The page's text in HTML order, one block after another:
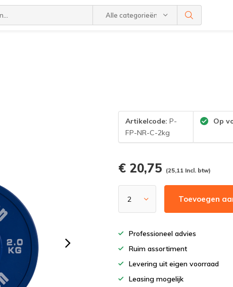
Alle categorieën
Artikelcode: P-
FP-NR-C-2kg
Op
€ 20,75 (25,11 Incl. btw)
Toevoegen
Professioneel advies
Ruim assortiment
Levering uit eigen voorraad
Leasing mogelijk